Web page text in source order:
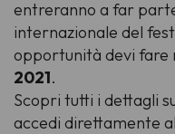
entreranno a far
internazionale del
opportunità devi fare
2021.
Scopri tutti i dettagli
accedi direttamente al